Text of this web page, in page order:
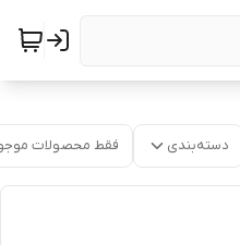
دسته‌بندی فقط محصولات